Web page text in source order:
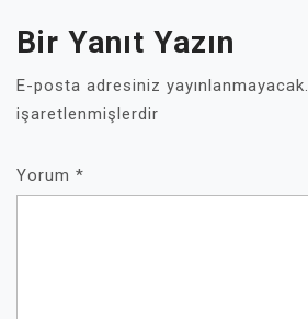
Bir Yanıt Yazın
E-posta adresiniz yayınlanmayacak.
işaretlenmişlerdir
Yorum *